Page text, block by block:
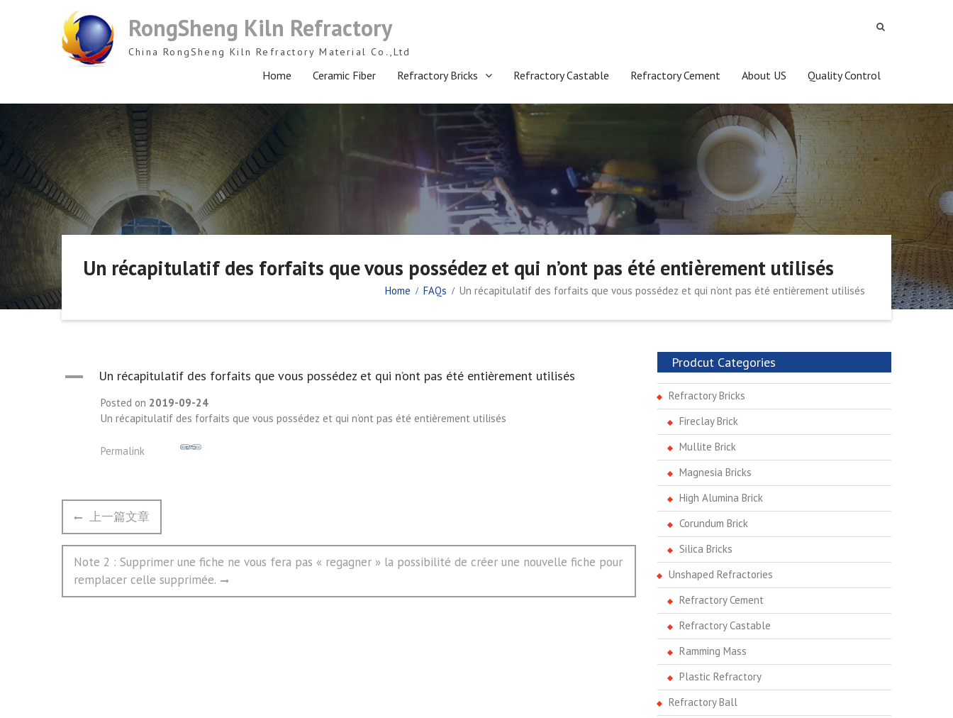
RongSheng Kiln Refractory
China RongSheng Kiln Refractory Material Co.,Ltd
Home Ceramic Fiber Refractory Bricks Refractory Castable Refractory Cement About US Quality Control
Un récapitulatif des forfaits que vous possédez et qui n’ont pas été entièrement utilisés
Home FAQs Un récapitulatif des forfaits que vous possédez et qui n’ont pas été entièrement utilisés
A Un récapitulatif des forfaits que vous possédez et qui n’ont pas été entièrement utilisés
Posted on 2019-09-24
Un récapitulatif des forfaits que vous possédez et qui n’ont pas été entièrement utilisés
Permalink
文
章
导
航
Previous
post:
上一篇文章
Next
post:
Note 2 : Supprimer une fiche ne vous fera pas « regagner » la possibilité de créer une nouvelle fiche pour
remplacer celle supprimée.
Prodcut Categories
Refractory Bricks
Fireclay Brick
Mullite Brick
Magnesia Bricks
High Alumina Brick
Corundum Brick
Silica Bricks
Unshaped Refractories
Refractory Cement
Refractory Castable
Ramming Mass
Plastic Refractory
Refractory Ball